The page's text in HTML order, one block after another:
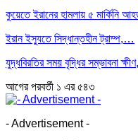
কুয়েতে ইরানের হামলায় ৫ মার্কিনি
ইরান ইস্যুতে সিদ্ধান্তহীন ট্রাম্প,…
যুদ্ধবিরতির সময় বৃদ্ধির সম্ভাবনা
আগেরপরবর্তী ১ এর ৫৪৩
- Advertisement -